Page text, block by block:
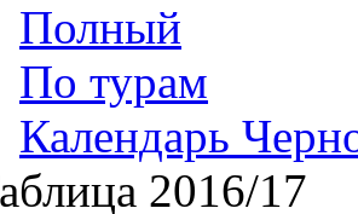
Полный
По турам
Календарь
2016/17